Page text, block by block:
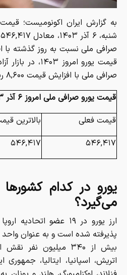
به گزارش ایران اکونومیست؛
قیمت یورو امروز
صرافی ملی با افزایش قیمت ۸,۶۰۰ ریالی همراه بود.
قیمت یورو صرافی ملی امروز ۶ آذر
قیمت فعلی
بالاترین
۵۴۶,۴۱۷
۵۴۶,۴۱۷
یورو در کدام کشورها
می‌گیرد؟
ارز یورو در ۱۹ عضو
پذیرفته شده است و به عنوان
بیش از ۳۴۰ میلیون
اتریش، اسپانیا، ایتالیا، جمهوری